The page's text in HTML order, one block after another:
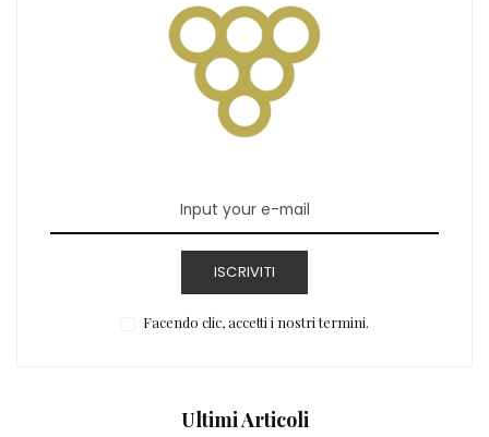
ISCRIVITI
Facendo clic, accetti i nostri termini.
Ultimi Articoli